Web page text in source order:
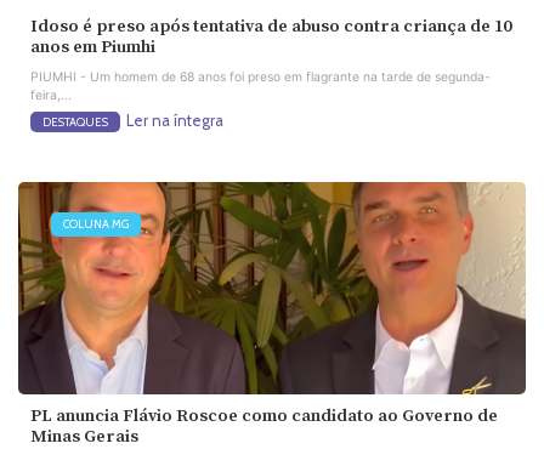
Idoso é preso após tentativa de abuso contra criança de 10
anos em Piumhi
PIUMHI - Um homem de 68 anos foi preso em flagrante na tarde de segunda-
feira,...
DESTAQUES Ler na íntegra
COLUNA MG
PL anuncia Flávio Roscoe como candidato ao Governo de
Minas Gerais